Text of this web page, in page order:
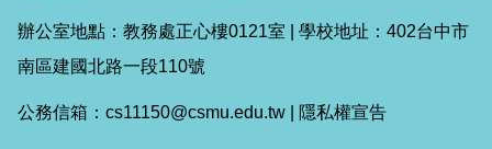
辦公室地點：教務處正心樓0121室 | 學校地址：402台中市
南區建國北路一段110號
公務信箱：cs11150@csmu.edu.tw | 隱私權宣告